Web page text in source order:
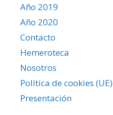
Año 2019
Año 2020
Contacto
Hemeroteca
Nosotros
Política de cookies (UE)
Presentación